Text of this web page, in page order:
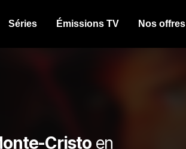
Séries Émissions TV Nos offres
Cristoen